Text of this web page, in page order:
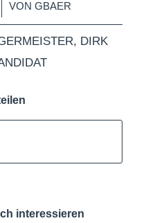
VONGBAER
, DIRK
interessieren